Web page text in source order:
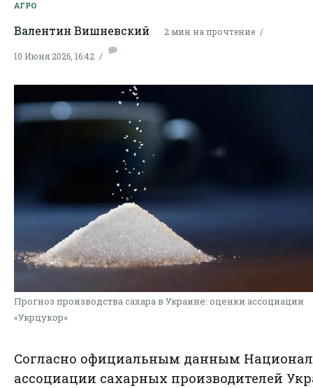
АГРО
Валентин Вишневский 2 мин на прочтение
10 Июня 2026, 16:42
Прогноз производства сахара в Украине: оценки ассоциации
«Укрцукор»
Согласно официальным данным
ассоциации сахарных производителей